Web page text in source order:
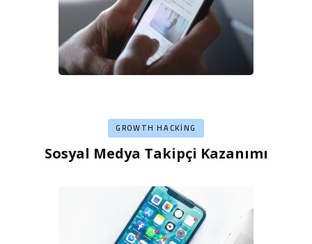
GROWTH HACKING
Sosyal Medya Takipçi Kazanımı